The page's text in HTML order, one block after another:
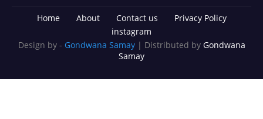
Home About Contact us
Privacy Policy
instagram
Design by - Gondwana Samay | Distributed by Gondwana
Samay